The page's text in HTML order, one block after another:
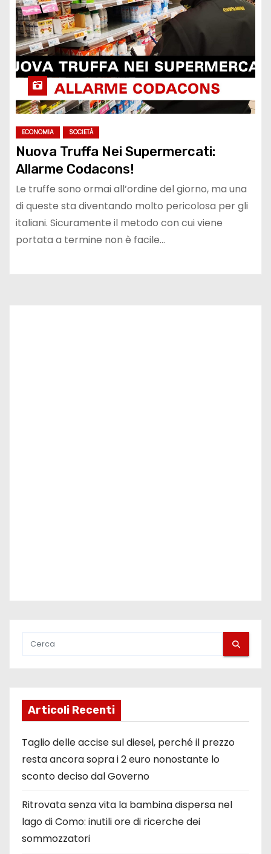
ECONOMIA SOCIETÀ
Nuova Truffa Nei Supermercati:
Allarme Codacons!
Le truffe sono ormai all’ordine del giorno, ma una
di queste sta diventando molto pericolosa per gli
italiani. Sicuramente il metodo con cui viene
portata a termine non è facile…
Articoli Recenti
Taglio delle accise sul diesel, perché il prezzo
resta ancora sopra i 2 euro nonostante lo
sconto deciso dal Governo
Ritrovata senza vita la bambina dispersa nel
lago di Como: inutili ore di ricerche dei
sommozzatori